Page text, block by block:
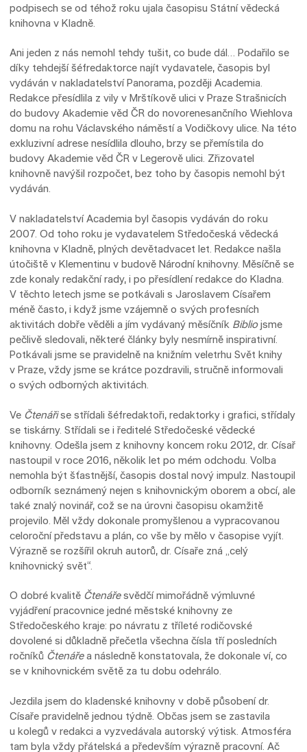
podpisech se od téhož roku ujala časopisu Státní vědecká
knihovna v Kladně.
Ani jeden z nás nemohl tehdy tušit, co bude dál… Podařilo se
díky tehdejší šéfredaktorce najít vydavatele, časopis byl
vydáván v nakladatelství Panorama, později Academia.
Redakce přesídlila z vily v Mrštíkově ulici v Praze Strašnicích
do budovy Akademie věd ČR do novorenesančního Wiehlova
domu na rohu Václavského náměstí a Vodičkovy ulice. Na této
exkluzivní adrese nesídlila dlouho, brzy se přemístila do
budovy Akademie věd ČR v Legerově ulici. Zřizovatel
knihovně navýšil rozpočet, bez toho by časopis nemohl být
vydáván.
V nakladatelství Academia byl časopis vydáván do roku
2007. Od toho roku je vydavatelem Středočeská vědecká
knihovna v Kladně, plných devětadvacet let. Redakce našla
útočiště v Klementinu v budově Národní knihovny. Měsíčně se
zde konaly redakční rady, i po přesídlení redakce do Kladna.
V těchto letech jsme se potkávali s Jaroslavem Císařem
méně často, i když jsme vzájemně o svých profesních
aktivitách dobře věděli a jím vydávaný měsíčník Bibliojsme
pečlivě sledovali, některé články byly nesmírně inspirativní.
Potkávali jsme se pravidelně na knižním veletrhu Svět knihy
v Praze, vždy jsme se krátce pozdravili, stručně informovali
o svých odborných aktivitách.
Ve Čtenářise střídali šéfredaktoři, redaktorky i grafici, střídaly
se tiskárny. Střídali se i ředitelé Středočeské vědecké
knihovny. Odešla jsem z knihovny koncem roku 2012, dr. Císař
nastoupil v roce 2016, několik let po mém odchodu. Volba
nemohla být šťastnější, časopis dostal nový impulz. Nastoupil
odborník seznámený nejen s knihovnickým oborem a obcí, ale
také znalý novinář, což se na úrovni časopisu okamžitě
projevilo. Měl vždy dokonale promyšlenou a vypracovanou
celoroční představu a plán, co vše by mělo v časopise vyjít.
Výrazně se rozšířil okruh autorů, dr. Císaře zná „celý
knihovnický svět“.
O dobré kvalitě Čtenářesvědčí mimořádně výmluvné
vyjádření pracovnice jedné městské knihovny ze
Středočeského kraje: po návratu z tříleté rodičovské
dovolené si důkladně přečetla všechna čísla tří posledních
ročníků Čtenářea následně konstatovala, že dokonale ví, co
se v knihovnickém světě za tu dobu odehrálo.
Jezdila jsem do kladenské knihovny v době působení dr.
Císaře pravidelně jednou týdně. Občas jsem se zastavila
u kolegů v redakci a vyzvedávala autorský výtisk. Atmosféra
tam byla vždy přátelská a především výrazně pracovní. Ač